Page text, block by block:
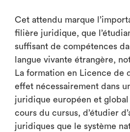
Cet attendu marque
filière juridique, que
suffisant de compétences
langue vivante étrangère,
La formation en Licence de
effet nécessairement dans
juridique européen et
cours du cursus, d’étudier
juridiques que le système